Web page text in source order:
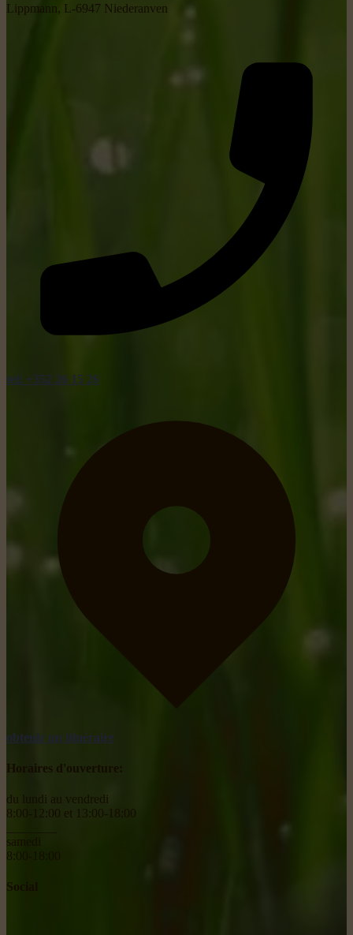
Lippmann, L-6947 Niederanven
tel: +352 26 15 26
obtenir un itinéraire
Horaires d'ouverture:
du lundi au vendredi
8:00-12:00 et 13:00-18:00
samedi
8:00-18:00
Social